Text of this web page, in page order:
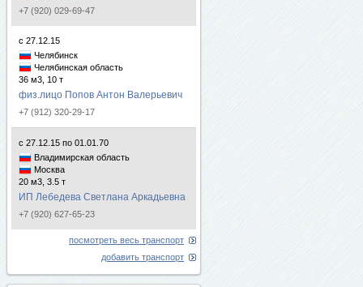
+7 (920) 029-69-47
с 27.12.15
Челябинск
Челябинская область
36 м3, 10 т
физ.лицо Попов Антон Валерьевич
+7 (912) 320-29-17
с 27.12.15 по 01.01.70
Владимирская область
Москва
20 м3, 3.5 т
ИП Лебедева Светлана Аркадьевна
+7 (920) 627-65-23
посмотреть весь транспорт
добавить транспорт